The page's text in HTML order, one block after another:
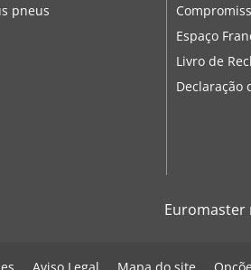
pneus
Espaço
Livro de
Declaração
Euromaster